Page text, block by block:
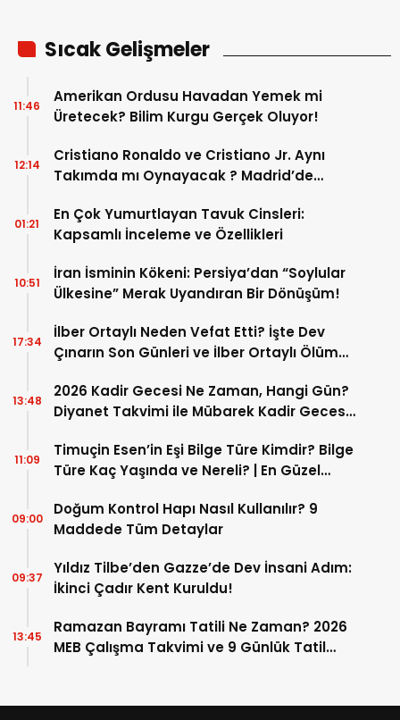
Sıcak Gelişmeler
Amerikan Ordusu Havadan Yemek mi
Üretecek? Bilim Kurgu Gerçek Oluyor!
11:46
Cristiano Ronaldo ve Cristiano Jr. Aynı
Takımda mı Oynayacak ? Madrid’de
12:14
En Çok Yumurtlayan Tavuk Cinsleri:
Kapsamlı İnceleme ve Özellikleri
01:21
İran İsminin Kökeni: Persiya’dan “Soylular
Ülkesine” Merak Uyandıran Bir Dönüşüm!
10:51
İlber Ortaylı Neden Vefat Etti? İşte Dev
Çınarın Son Günleri ve İlber Ortaylı Ölüm
17:34
2026 Kadir Gecesi Ne Zaman, Hangi Gün?
Diyanet Takvimi ile Mübarek Kadir Gecesi
13:48
Timuçin Esen’in Eşi Bilge Türe Kimdir? Bilge
Türe Kaç Yaşında ve Nereli? | En Güzel
11:09
Doğum Kontrol Hapı Nasıl Kullanılır? 9
Maddede Tüm Detaylar
09:00
Yıldız Tilbe’den Gazze’de Dev İnsani Adım:
İkinci Çadır Kent Kuruldu!
09:37
Ramazan Bayramı Tatili Ne Zaman? 2026
MEB Çalışma Takvimi ve 9 Günlük Tatil
13:45